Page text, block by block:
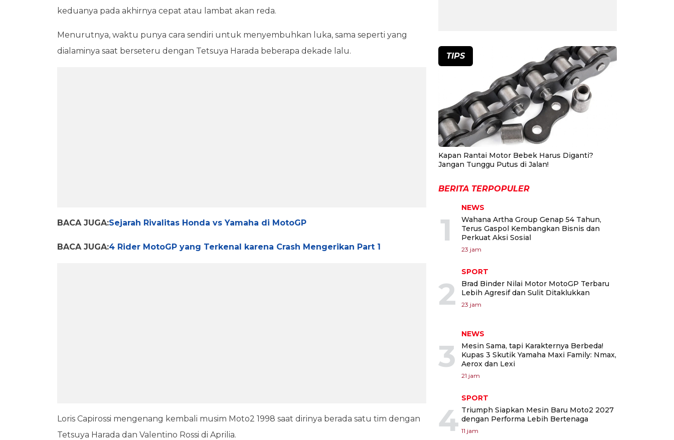
keduanya pada akhirnya cepat atau lambat akan reda.
Menurutnya, waktu punya cara sendiri untuk menyembuhkan luka, sama seperti yang
dialaminya saat berseteru dengan Tetsuya Harada beberapa dekade lalu.
BACA JUGA:Sejarah Rivalitas Honda vs Yamaha di MotoGP
BACA JUGA:4 Rider MotoGP yang Terkenal karena Crash Mengerikan Part 1
Loris Capirossi mengenang kembali musim Moto2 1998 saat dirinya berada satu tim dengan
Tetsuya Harada dan Valentino Rossi di Aprilia.
TIPS
Kapan Rantai Motor Bebek Harus Diganti?
Jangan Tunggu Putus di Jalan!
BERITA TERPOPULER
1
NEWS
Wahana Artha Group Genap 54 Tahun,
Terus Gaspol Kembangkan Bisnis dan
Perkuat Aksi Sosial
23 jam
2
SPORT
Brad Binder Nilai Motor MotoGP Terbaru
Lebih Agresif dan Sulit Ditaklukkan
23 jam
3
NEWS
Mesin Sama, tapi Karakternya Berbeda!
Kupas 3 Skutik Yamaha Maxi Family: Nmax,
Aerox dan Lexi
21 jam
4
SPORT
Triumph Siapkan Mesin Baru Moto2 2027
dengan Performa Lebih Bertenaga
11 jam